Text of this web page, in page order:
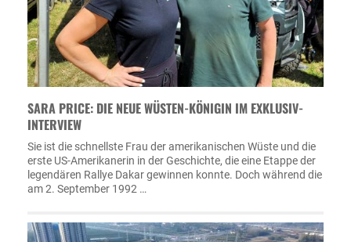
SARA PRICE: DIE NEUE WÜSTEN-KÖNIGIN IM EXKLUSIV-
INTERVIEW
Sie ist die schnellste Frau der amerikanischen Wüste und die
erste US-Amerikanerin in der Geschichte, die eine Etappe der
legendären Rallye Dakar gewinnen konnte. Doch während die
am 2. September 1992 …